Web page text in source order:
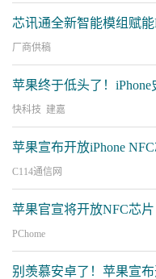
芯讯通全新智能模组赋
厂商供稿
苹果终于低头了！
快科技 建嘉
苹果宣布开放iPhone
C114通信网
苹果官宣将开放NFC芯
PChome
别羡慕安卓了！苹果宣